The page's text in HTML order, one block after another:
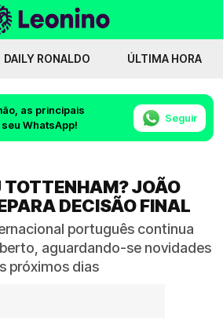
DAILY RONALDO ÚLTIMA HORA
as principais
WhatsApp!
Seguir
TOTTENHAM? JOÃO
DECISÃO FINAL
português continua
aguardando-se novidades
próximos dias